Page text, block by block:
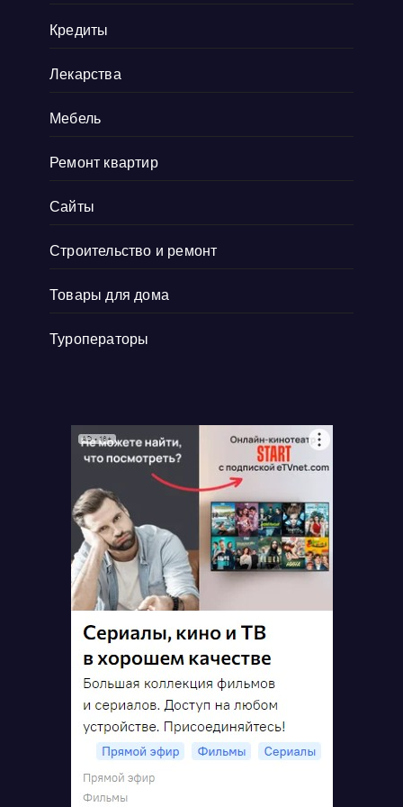
Кредиты
Лекарства
Мебель
Ремонт квартир
Сайты
Строительство и ремонт
Товары для дома
Туроператоры